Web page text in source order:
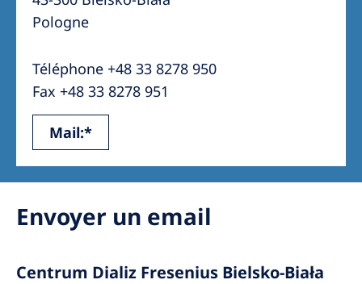
Australia
Philippines
North America
United States of America
Pologne
Téléphone +48 33 8278 950
Fax +48 33 8278 951
Mail:*
Envoyer un email
Centrum Dializ Fresenius Bielsko-Biała